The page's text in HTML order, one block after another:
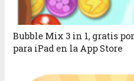
Bubble Mix 3 in 1, gratis
para iPad en la App Store